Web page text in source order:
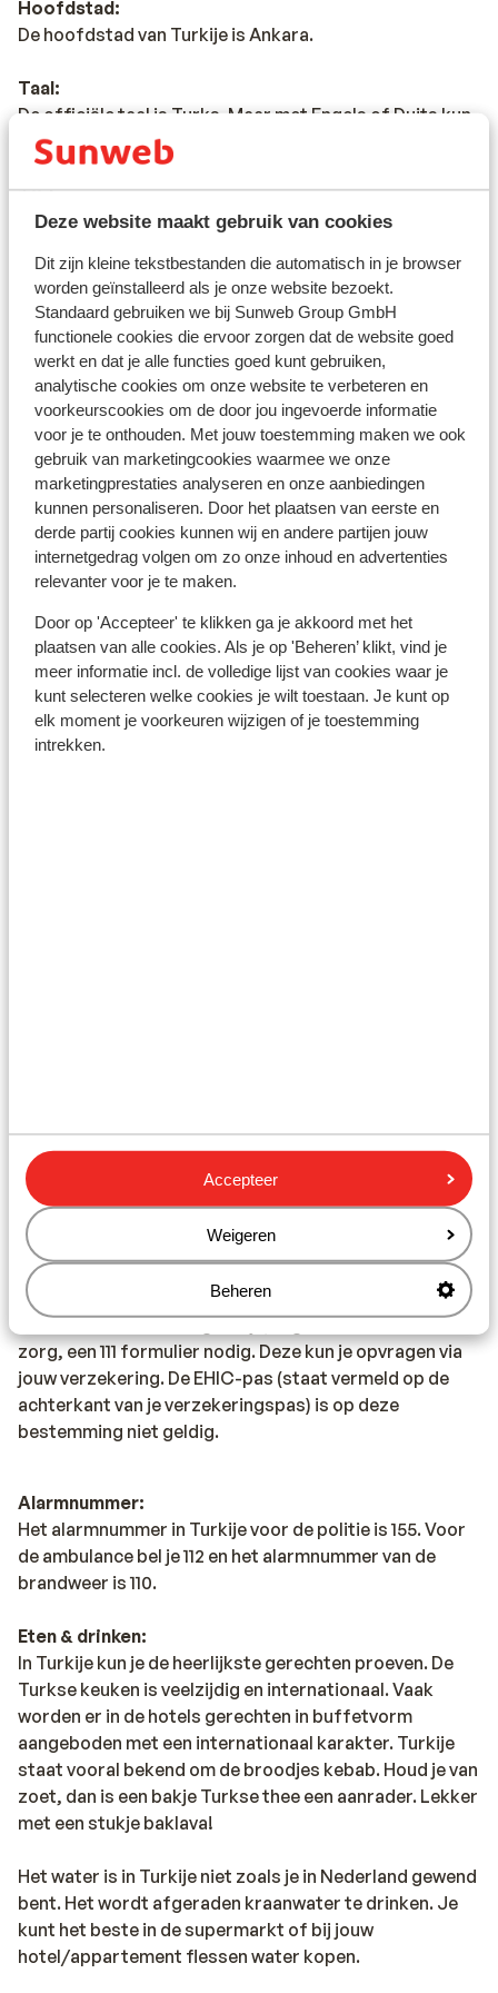
Deze website maakt gebruik van cookies
Dit zijn kleine tekstbestanden die automatisch in je browser
worden geïnstalleerd als je onze website bezoekt.
Standaard gebruiken we bij Sunweb Group GmbH
functionele cookies die ervoor zorgen dat de website goed
werkt en dat je alle functies goed kunt gebruiken,
analytische cookies om onze website te verbeteren en
voorkeurscookies om de door jou ingevoerde informatie
voor je te onthouden. Met jouw toestemming maken we ook
gebruik van marketingcookies waarmee we onze
marketingprestaties analyseren en onze aanbiedingen
kunnen personaliseren. Door het plaatsen van eerste en
derde partij cookies kunnen wij en andere partijen jouw
internetgedrag volgen om zo onze inhoud en advertenties
relevanter voor je te maken.
Door op 'Accepteer' te klikken ga je akkoord met het
plaatsen van alle cookies. Als je op 'Beheren’ klikt, vind je
meer informatie incl. de volledige lijst van cookies waar je
kunt selecteren welke cookies je wilt toestaan. Je kunt op
elk moment je voorkeuren wijzigen of je toestemming
intrekken.
Accepteer
Weigeren
Beheren
Hoofdstad:
De hoofdstad van Turkije is Ankara.
Taal:
De officiële taal is Turks. Maar met Engels of Duits kun
je vaak ook terecht.
Tijd:
In Turkije bestaat geen verschil tussen zomer- en
Nederland. In de winter is het 2 uur later dan in
Nederland.
Religie:
In Turkije is de Islam de belangrijkste religie. Vooral in
het binnenland van Turkije speelt de Islam een
belangrijke rol in het dagelijkse leven van de Turken en
wordt de Koran strikt nageleefd. In de toeristische
gebieden zijn de Turken meer Westers ingesteld.
Valuta:
In Turkije betaal je met de Turkse Lira. Naast de Turkse
Lira kun je in de badplaatsen ook gewoon met euro's
betalen. Je kunt geld opnemen bij een pinautomaat bij
een bank. Aangezien de koers sterk kan wisselen, raden
wij aan om kleine bedragen op te nemen. Betalen met
een creditcard is bij sommige horecagelegenheden en
winkels mogelijk. Vraag dit altijd even na, zodat u niet
voor verrassingen komt te staan. Let er op dat
Vaccinatie:
Voor actuele informatie betreffende vaccinaties en
andere gegevens over gezondheid en reizen kijk je op
de site van LCR: https://www.lcr.nl/.
Medische zorg in het buitenland
Voor deze bestemming heb je, in geval van medische
zorg, een 111 formulier nodig. Deze kun je opvragen via
jouw verzekering. De EHIC-pas (staat vermeld op de
achterkant van je verzekeringspas) is op deze
bestemming niet geldig.
Alarmnummer:
Het alarmnummer in Turkije voor de politie is 155. Voor
de ambulance bel je 112 en het alarmnummer van de
brandweer is 110.
Eten & drinken:
In Turkije kun je de heerlijkste gerechten proeven. De
Turkse keuken is veelzijdig en internationaal. Vaak
worden er in de hotels gerechten in buffetvorm
aangeboden met een internationaal karakter. Turkije
staat vooral bekend om de broodjes kebab. Houd je van
zoet, dan is een bakje Turkse thee een aanrader. Lekker
met een stukje baklava!
Het water is in Turkije niet zoals je in Nederland gewend
bent. Het wordt afgeraden kraanwater te drinken. Je
kunt het beste in de supermarkt of bij jouw
hotel/appartement flessen water kopen.